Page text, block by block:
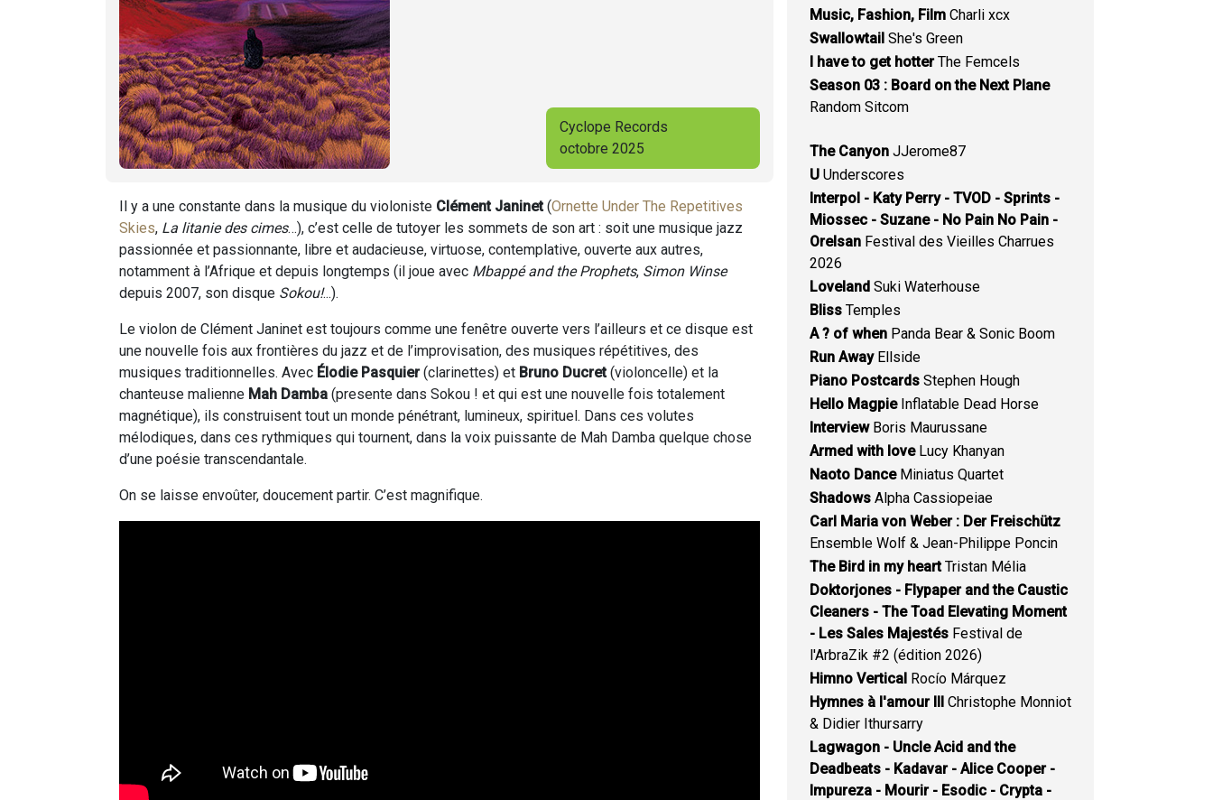
Cyclope Records
octobre 2025
Il y a une constante dans la musique du violoniste Clément Janinet(Ornette Under The Repetitives
Skies, La litanie des cimes…), c’est celle de tutoyer les sommets de son art : soit une musique jazz
passionnée et passionnante, libre et audacieuse, virtuose, contemplative, ouverte aux autres,
notamment à l’Afrique et depuis longtemps (il joue avec Mbappé and the Prophets, Simon Winse
depuis 2007, son disque Sokou!...).
Le violon de Clément Janinet est toujours comme une fenêtre ouverte vers l’ailleurs et ce disque est
une nouvelle fois aux frontières du jazz et de l’improvisation, des musiques répétitives, des
musiques traditionnelles. Avec Élodie Pasquier(clarinettes) et Bruno Ducret(violoncelle) et la
chanteuse malienne Mah Damba (presente dans Sokou ! et qui est une nouvelle fois totalement
magnétique), ils construisent tout un monde pénétrant, lumineux, spirituel. Dans ces volutes
mélodiques, dans ces rythmiques qui tournent, dans la voix puissante de Mah Damba quelque chose
d’une poésie transcendantale.
On se laisse envoûter, doucement partir. C’est magnifique.
Music, Fashion, Film Charli xcx
Swallowtail She's Green
I have to get hotterThe Femcels
Season 03 : Board on the Next Plane
Random Sitcom
The Canyon JJerome87
U Underscores
Interpol - Katy Perry - TVOD - Sprints -
Miossec - Suzane - No Pain No Pain -
Orelsan Festival des Vieilles Charrues
2026
Loveland Suki Waterhouse
Bliss Temples
A ? of when Panda Bear & Sonic Boom
Run AwayEllside
Piano Postcards Stephen Hough
Hello MagpieInflatable Dead Horse
InterviewBoris Maurussane
Armed with loveLucy Khanyan
Naoto DanceMiniatus Quartet
Shadows Alpha Cassiopeiae
Carl Maria von Weber : Der Freischütz
Ensemble Wolf & Jean-Philippe Poncin
The Bird in my heartTristan Mélia
Doktorjones - Flypaper and the Caustic
Cleaners - The Toad Elevating Moment
- Les Sales Majestés Festival de
l'ArbraZik #2 (édition 2026)
Himno Vertical Rocío Márquez
Hymnes à l'amour III Christophe Monniot
& Didier Ithursarry
Lagwagon - Uncle Acid and the
Deadbeats - Kadavar - Alice Cooper -
Impureza - Mourir - Esodic - Crypta -